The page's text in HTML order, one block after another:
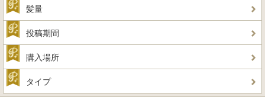
髪量
投稿期間
購入場所
タイプ